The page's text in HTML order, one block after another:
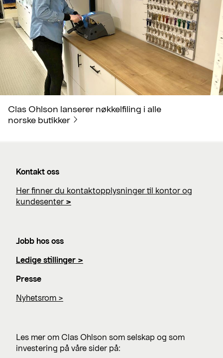
Clas Ohlson lanserer nøkkelfiling i alle
norske butikker
Kontakt oss
Her finner du kontaktopplysninger til kontor og
kundesenter >
Jobb hos oss
Ledige stillinger >
Presse
Nyhetsrom >
Les mer om Clas Ohlson som selskap og som
investering på våre sider på: